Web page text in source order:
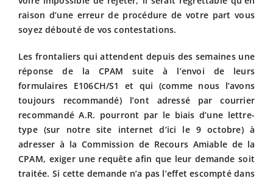
raison d’une erreur de procédure de votre part vous
soyez débouté de vos contestations.
Les frontaliers qui attendent depuis des semaines une
réponse de la CPAM suite à l’envoi de leurs
formulaires E106CH/S1 et qui (comme nous l’avons
toujours recommandé) l’ont adressé par courrier
recommandé A.R. pourront par le biais d’une lettre-
type (sur notre site internet d’ici le 9 octobre) à
adresser à la Commission de Recours Amiable de la
CPAM, exiger une requête afin que leur demande soit
traitée. Si cette demande n’a pas l’effet escompté dans